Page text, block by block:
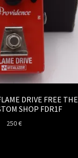
DRIVE FREE THE
SHOP FDR1F
250€